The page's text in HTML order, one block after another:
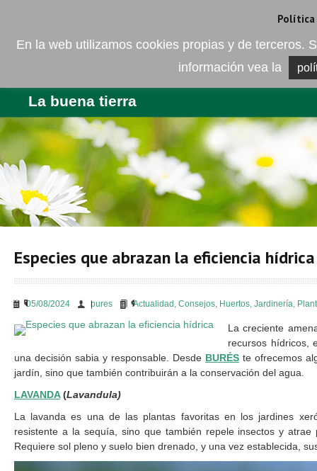
La buena tierra
EMPRESA PRODUCTOS
Especies que abrazan la eficiencia hídrica
05/08/2024 bures Actualidad , Consejos, Huertos, Jardinería,
La creciente
recursos hídricos,
una decisión sabia y responsable. Desde BURÉS te ofrecemos
jardín, sino que también contribuirán a la conservación del agua.
LAVANDA(Lavandula)
La lavanda es una de las plantas favoritas en los jardines
resistente a la sequía, sino que también repele insectos y atrae
Requiere sol pleno y suelo bien drenado, y una vez establecida,
Política
En la web utilizamos cookies propias y de terceros.
información vea la